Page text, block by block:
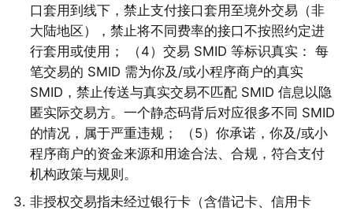
口套用到线下，禁止支付接口套用至境外交易（非
大陆地区），禁止将不同费率的接口不按照约定进
行套用或使用； （4）交易 SMID 等标识真实： 每
笔交易的 SMID 需为你及/或小程序商户的真实
SMID，禁止传送与真实交易不匹配 SMID 信息以隐
匿实际交易方。一个静态码背后对应很多不同 SMID
的情况，属于严重违规； （5）你承诺，你及/或小
程序商户的资金来源和用途合法、合规，符合支付
机构政策与规则。
3. 非授权交易指未经过银行卡（含借记卡、信用卡